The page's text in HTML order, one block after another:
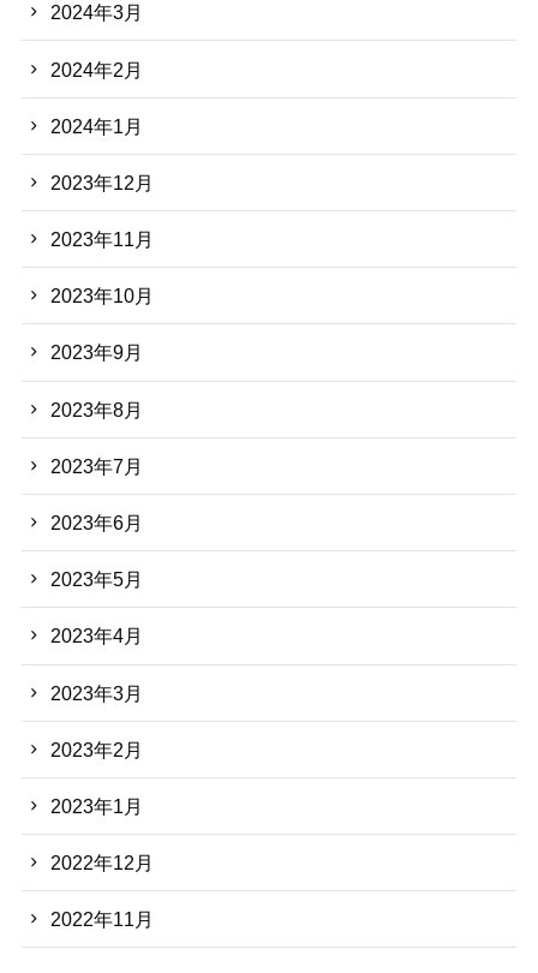
2024年3月
2024年2月
2024年1月
2023年12月
2023年11月
2023年10月
2023年9月
2023年8月
2023年7月
2023年6月
2023年5月
2023年4月
2023年3月
2023年2月
2023年1月
2022年12月
2022年11月